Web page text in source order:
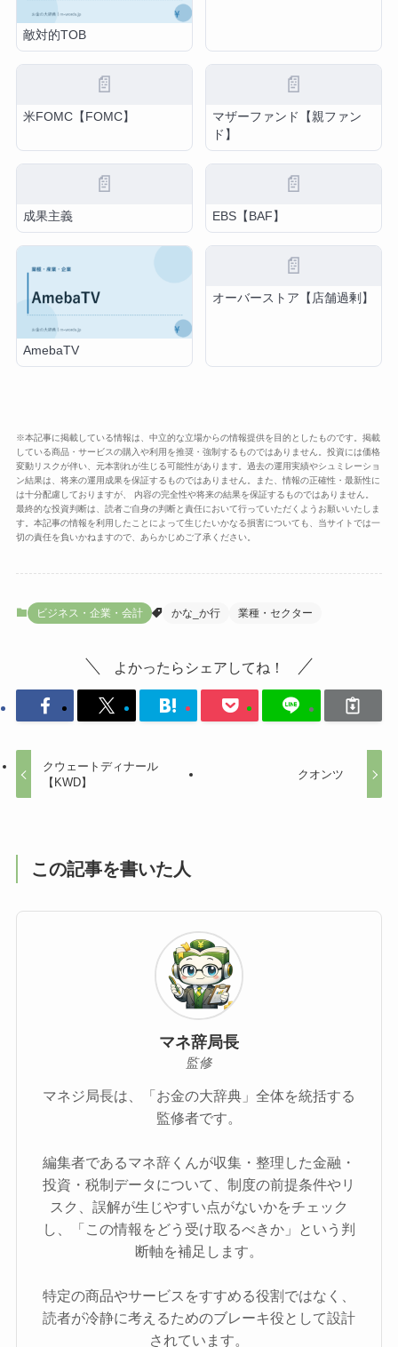
敵対的TOB
📄
米FOMC【FOMC】
📄
マザーファンド【親ファン
ド】
📄
成果主義
📄
EBS【BAF】
AmebaTV
📄
オーバーストア【店舗過剰】
※本記事に掲載している情報は、中立的な立場からの情報提供を目的としたものです。掲載
している商品・サービスの購入や利用を推奨・強制するものではありません。投資には価格
変動リスクが伴い、元本割れが生じる可能性があります。過去の運用実績やシュミレーショ
ン結果は、将来の運用成果を保証するものではありません。また、情報の正確性・最新性に
は十分配慮しておりますが、 内容の完全性や将来の結果を保証するものではありません。
最終的な投資判断は、読者ご自身の判断と責任において行っていただくようお願いいたしま
す。本記事の情報を利用したことによって生じたいかなる損害についても、当サイトでは一
切の責任を負いかねますので、あらかじめご了承ください。
ビジネス・企業・会計 かな_か行 業種・セクター
よかったらシェアしてね！
クウェートディナール
【KWD】
クオンツ
この記事を書いた人
マネ辞局長
監修
マネジ局長は、「お金の大辞典」全体を統括する
監修者です。
編集者であるマネ辞くんが収集・整理した金融・
投資・税制データについて、制度の前提条件やリ
スク、誤解が生じやすい点がないかをチェック
し、「この情報をどう受け取るべきか」という判
断軸を補足します。
特定の商品やサービスをすすめる役割ではなく、
読者が冷静に考えるためのブレーキ役として設計
されています。